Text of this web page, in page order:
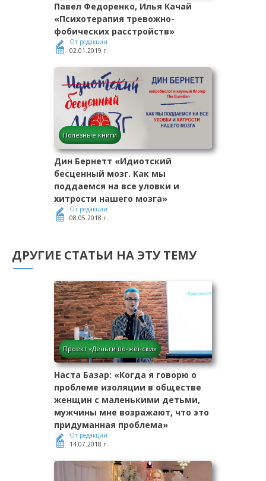
Павел Федоренко, Илья Качай
«Психотерапия тревожно-
фобических расстройств»
От редакции
02.01.2019 г.
Полезные книги
Дин Бернетт «Идиотский
бесценный мозг. Как мы
поддаемся на все уловки и
хитрости нашего мозга»
От редакции
08.05.2018 г.
ДРУГИЕ СТАТЬИ НА ЭТУ ТЕМУ
Проект «Деньги по-женски»
Наста Базар: «Когда я говорю о
проблеме изоляции в обществе
женщин с маленькими детьми,
мужчины мне возражают, что это
придуманная проблема»
От редакции
14.07.2018 г.